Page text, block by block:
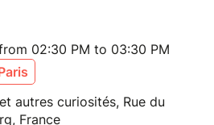
02:30 PM to 03:30 PM
autres curiosités, Rue du
France